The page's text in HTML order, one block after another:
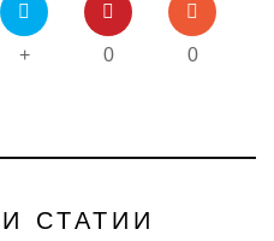
+ 0 0
СТАТИИ